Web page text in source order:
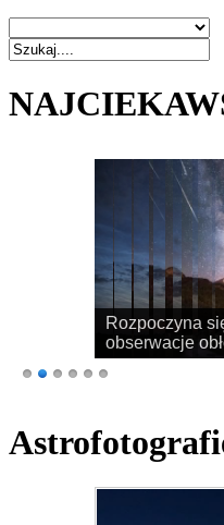
Rozpoczyna
obserwacje